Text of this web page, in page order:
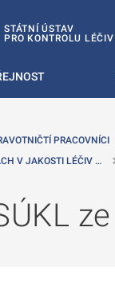
STÁTNÍ ÚSTAV
PRO KONTROLU LÉČIV
PRACOVNÍCI
V JAKOSTI LÉČIV …